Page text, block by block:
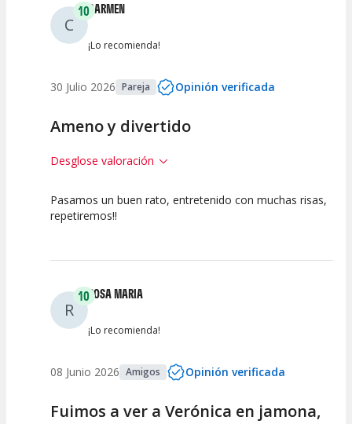
Entre 0 y 2
C
10CARMEN
¡Lo recomienda!
30 Julio 2026 Pareja Opinión verificada
Ameno y divertido
Desglose valoración
10 10 10
Pasamos un buen rato, entretenido con muchas risas,
repetiremos!!
R
10ROSA MARIA
¡Lo recomienda!
08 Junio 2026 Amigos Opinión verificada
Fuimos a ver a Verónica en jamona,